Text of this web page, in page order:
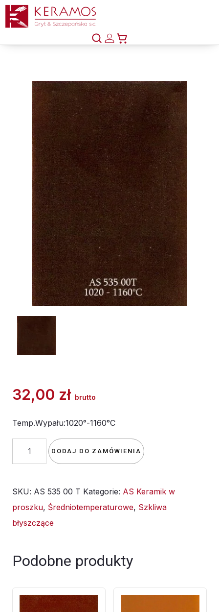
32,00 zł brutto
Temp.Wypału:1020°-1160°C
Szkliwo
AS
535T
błyszczące
brązowe
DODAJ DO ZAMÓWIENIA
SKU: AS 535 00 T Kategorie: AS Keramik w
proszku, Średniotemperaturowe, Szkliwa
błyszczące
Podobne produkty